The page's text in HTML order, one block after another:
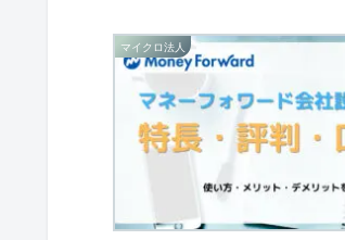
マイクロ法人